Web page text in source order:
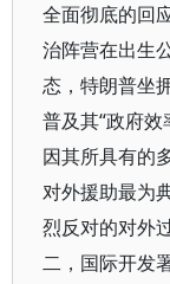
全面彻底的回
治阵营在出生
态，特朗普坐
普及其“政府
因其所具有的
对外援助最为
烈反对的对外
二，国际开发